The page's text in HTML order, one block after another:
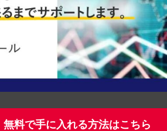
無料で手に入れる方法はこちら